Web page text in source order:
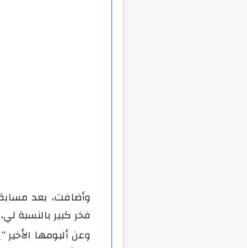
وأضافت، بعد
فخر كبير بالنسبة
وعن ألبومها